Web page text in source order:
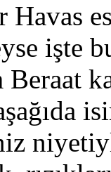
işte
Beraat